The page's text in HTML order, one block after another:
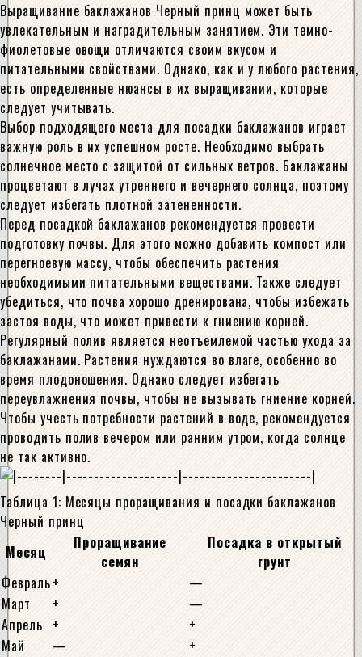
Выращивание баклажанов Черный принц может быть
увлекательным и наградительным занятием. Эти темно-
фиолетовые овощи отличаются своим вкусом и
питательными свойствами. Однако, как и у любого растения,
есть определенные нюансы в их выращивании, которые
следует учитывать.
Выбор подходящего места для посадки баклажанов играет
важную роль в их успешном росте. Необходимо выбрать
солнечное место с защитой от сильных ветров. Баклажаны
процветают в лучах утреннего и вечернего солнца, поэтому
следует избегать плотной затененности.
Перед посадкой баклажанов рекомендуется провести
подготовку почвы. Для этого можно добавить компост или
перегноевую массу, чтобы обеспечить растения
необходимыми питательными веществами. Также следует
убедиться, что почва хорошо дренирована, чтобы избежать
застоя воды, что может привести к гниению корней.
Регулярный полив является неотъемлемой частью ухода за
баклажанами. Растения нуждаются во влаге, особенно во
время плодоношения. Однако следует избегать
переувлажнения почвы, чтобы не вызывать гниение корней.
Чтобы учесть потребности растений в воде, рекомендуется
проводить полив вечером или ранним утром, когда солнце
не так активно.
Таблица 1: Месяцы проращивания и посадки баклажанов
Черный принц
Месяц
Проращивание
семян
Посадка в открытый
грунт
Февраль+
—
Март
+
—
Апрель +
+
Май
— +